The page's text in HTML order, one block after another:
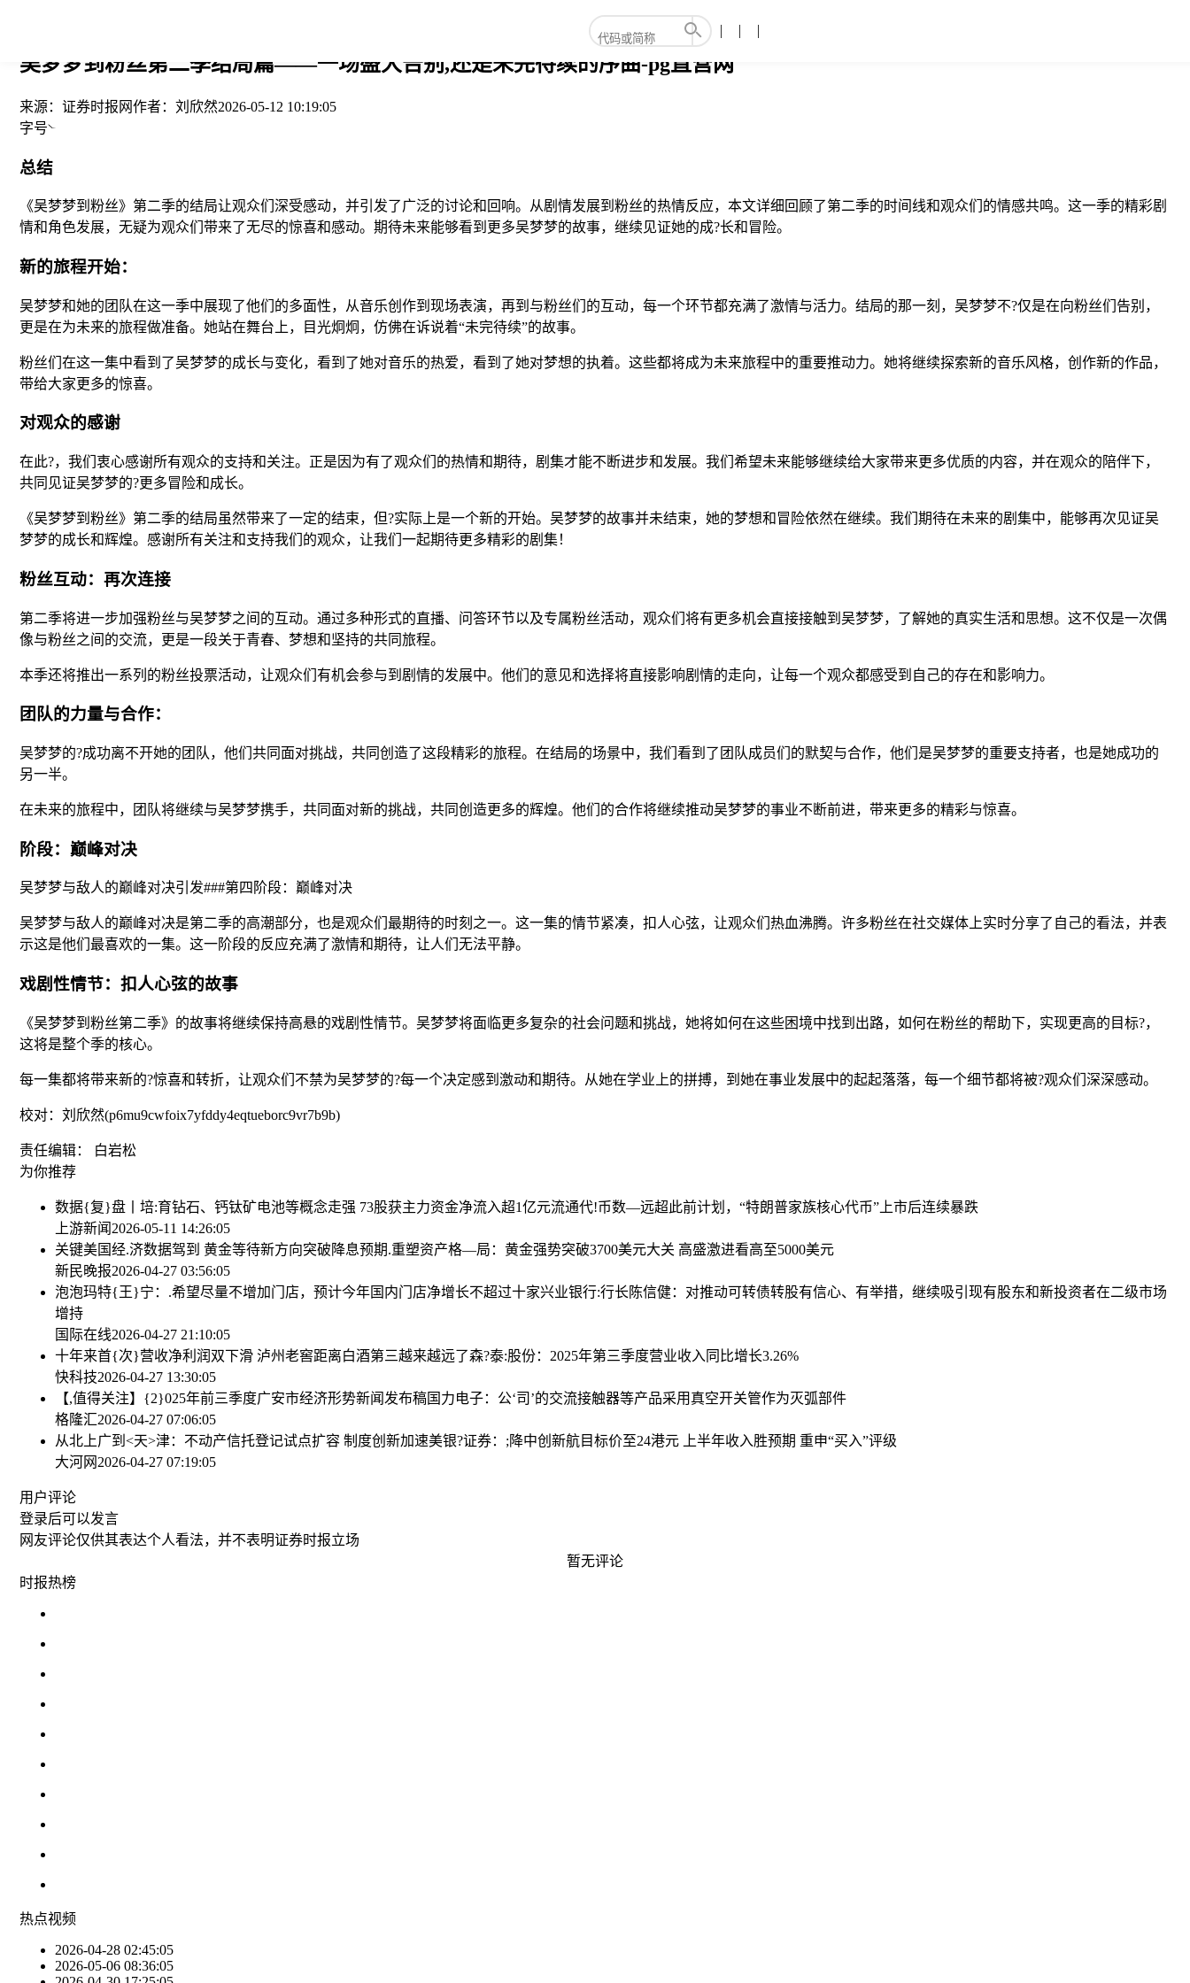
吴梦梦到粉丝第二季结局篇——一场盛大告别,还是未完待续的序曲-pg直营网
来源： 证券时报网作者： 刘欣然2026-05-12 10:19:05
字号
总结
《吴梦梦到粉丝》第二季的结局让观众们深受感动，并引发了广泛的讨论和回响。从剧情发展到粉丝的热情反应，本文详细回顾了第二季的时间线和观众们的情感共鸣。这一季的精彩剧
情和角色发展，无疑为观众们带来了无尽的惊喜和感动。期待未来能够看到更多吴梦梦的故事，继续见证她的成?长和冒险。
新的旅程开始：
吴梦梦和她的团队在这一季中展现了他们的多面性，从音乐创作到现场表演，再到与粉丝们的互动，每一个环节都充满了激情与活力。结局的那一刻，吴梦梦不?仅是在向粉丝们告别，
更是在为未来的旅程做准备。她站在舞台上，目光炯炯，仿佛在诉说着“未完待续”的故事。
粉丝们在这一集中看到了吴梦梦的成长与变化，看到了她对音乐的热爱，看到了她对梦想的执着。这些都将成为未来旅程中的重要推动力。她将继续探索新的音乐风格，创作新的作品，
带给大家更多的惊喜。
对观众的感谢
在此?，我们衷心感谢所有观众的支持和关注。正是因为有了观众们的热情和期待，剧集才能不断进步和发展。我们希望未来能够继续给大家带来更多优质的内容，并在观众的陪伴下，
共同见证吴梦梦的?更多冒险和成长。
《吴梦梦到粉丝》第二季的结局虽然带来了一定的结束，但?实际上是一个新的开始。吴梦梦的故事并未结束，她的梦想和冒险依然在继续。我们期待在未来的剧集中，能够再次见证吴
梦梦的成长和辉煌。感谢所有关注和支持我们的观众，让我们一起期待更多精彩的剧集！
粉丝互动：再次连接
第二季将进一步加强粉丝与吴梦梦之间的互动。通过多种形式的直播、问答环节以及专属粉丝活动，观众们将有更多机会直接接触到吴梦梦，了解她的真实生活和思想。这不仅是一次偶
像与粉丝之间的交流，更是一段关于青春、梦想和坚持的共同旅程。
本季还将推出一系列的粉丝投票活动，让观众们有机会参与到剧情的发展中。他们的意见和选择将直接影响剧情的走向，让每一个观众都感受到自己的存在和影响力。
团队的力量与合作：
吴梦梦的?成功离不开她的团队，他们共同面对挑战，共同创造了这段精彩的旅程。在结局的场景中，我们看到了团队成员们的默契与合作，他们是吴梦梦的重要支持者，也是她成功的
另一半。
在未来的旅程中，团队将继续与吴梦梦携手，共同面对新的挑战，共同创造更多的辉煌。他们的合作将继续推动吴梦梦的事业不断前进，带来更多的精彩与惊喜。
阶段：巅峰对决
吴梦梦与敌人的巅峰对决引发###第四阶段：巅峰对决
吴梦梦与敌人的巅峰对决是第二季的高潮部分，也是观众们最期待的时刻之一。这一集的情节紧凑，扣人心弦，让观众们热血沸腾。许多粉丝在社交媒体上实时分享了自己的看法，并表
示这是他们最喜欢的一集。这一阶段的反应充满了激情和期待，让人们无法平静。
戏剧性情节：扣人心弦的故事
《吴梦梦到粉丝第二季》的故事将继续保持高悬的戏剧性情节。吴梦梦将面临更多复杂的社会问题和挑战，她将如何在这些困境中找到出路，如何在粉丝的帮助下，实现更高的目标?，
这将是整个季的核心。
每一集都将带来新的?惊喜和转折，让观众们不禁为吴梦梦的?每一个决定感到激动和期待。从她在学业上的拼搏，到她在事业发展中的起起落落，每一个细节都将被?观众们深深感动。
校对：刘欣然(p6mu9cwfoix7yfddy4eqtueborc9vr7b9b)
责任编辑： 白岩松
为你推荐
数据{复}盘丨培:育钻石、钙钛矿电池等概念走强 73股获主力资金净流入超1亿元流通代!币数—远超此前计划，“特朗普家族核心代币”上市后连续暴跌
上游新闻 2026-05-11 14:26:05
关键美国经.济数据驾到 黄金等待新方向突破 降息预期.重塑资产格—局：黄金强势突破3700美元大关 高盛激进看高至5000美元
新民晚报2026-04-27 03:56:05
泡泡玛特{王}宁：.希望尽量不增加门店，预计今年国内门店净增长不超过十家兴业银行:行长陈信健：对推动可转债转股有信心、有举措，继续吸引现有股东和新投资者在二级市场
增持
国际在线2026-04-27 21:10:05
十年来首{次}营收净利润双下滑 泸州老窖距离白酒第三越来越远了森?泰:股份：2025年第三季度营业收入同比增长3.26%
快科技2026-04-27 13:30:05
【,值得关注】{2}025年前三季度广安市经济形势新闻发布稿国力电子：公‘司’的交流接触器等产品采用真空开关管作为灭弧部件
格隆汇2026-04-27 07:06:05
从北上广到<天>津：不动产信托登记试点扩容 制度创新加速美银?证券：;降中创新航目标价至24港元 上半年收入胜预期 重申“买入”评级
大河网 2026-04-27 07:19:05
用户评论
登录后可以发言
网友评论仅供其表达个人看法，并不表明证券时报立场
暂无评论
时报热榜
热点视频
2026-04-28 02:45:05
2026-05-06 08:36:05